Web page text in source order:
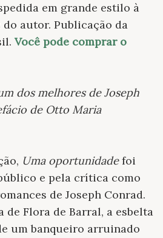
em grande estilo à
autor. Publicação da
Você pode comprar o
dos melhores de Joseph
de Otto Maria
Uma oportunidadefoi
e pela crítica como
de Joseph Conrad.
Flora de Barral, a esbelta
um banqueiro arruinado